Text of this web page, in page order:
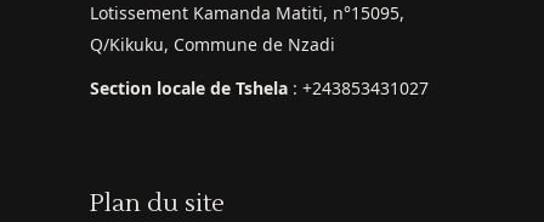
Lotissement Kamanda Matiti, n°15095,
Q/Kikuku, Commune de Nzadi
Section locale de Tshela : +243853431027
Plan du site